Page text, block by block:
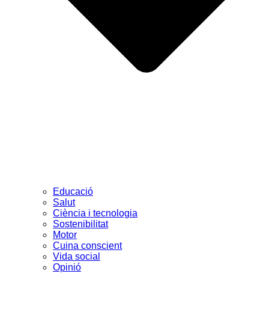
Educació
Salut
Ciència i tecnologia
Sostenibilitat
Motor
Cuina conscient
Vida social
Opinió